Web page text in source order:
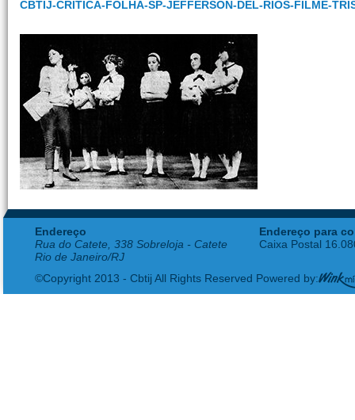
CBTIJ-CRITICA-FOLHA-SP-JEFFERSON-DEL-RIOS-FILME-
Endereço
Rua do Catete, 338 Sobreloja - Catete
Rio de Janeiro/RJ
Endereço para
Caixa Postal
©Copyright 2013 - Cbtij All Rights Reserved Powered by: